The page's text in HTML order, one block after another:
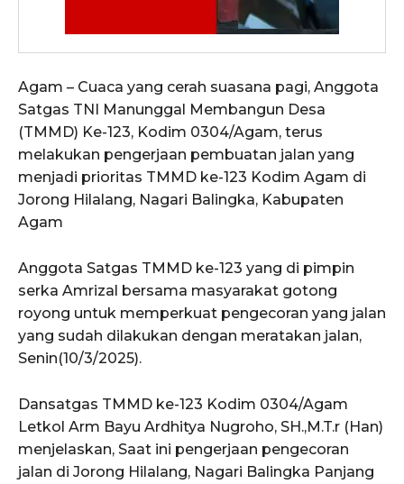
Agam – Cuaca yang cerah suasana pagi, Anggota
Satgas TNI Manunggal Membangun Desa
(TMMD) Ke-123, Kodim 0304/Agam, terus
melakukan pengerjaan pembuatan jalan yang
menjadi prioritas TMMD ke-123 Kodim Agam di
Jorong Hilalang, Nagari Balingka, Kabupaten
Agam
Anggota Satgas TMMD ke-123 yang di pimpin
serka Amrizal bersama masyarakat gotong
royong untuk memperkuat pengecoran yang jalan
yang sudah dilakukan dengan meratakan jalan,
Senin(10/3/2025).
Dansatgas TMMD ke-123 Kodim 0304/Agam
Letkol Arm Bayu Ardhitya Nugroho, SH.,M.T.r (Han)
menjelaskan, Saat ini pengerjaan pengecoran
jalan di Jorong Hilalang, Nagari Balingka Panjang